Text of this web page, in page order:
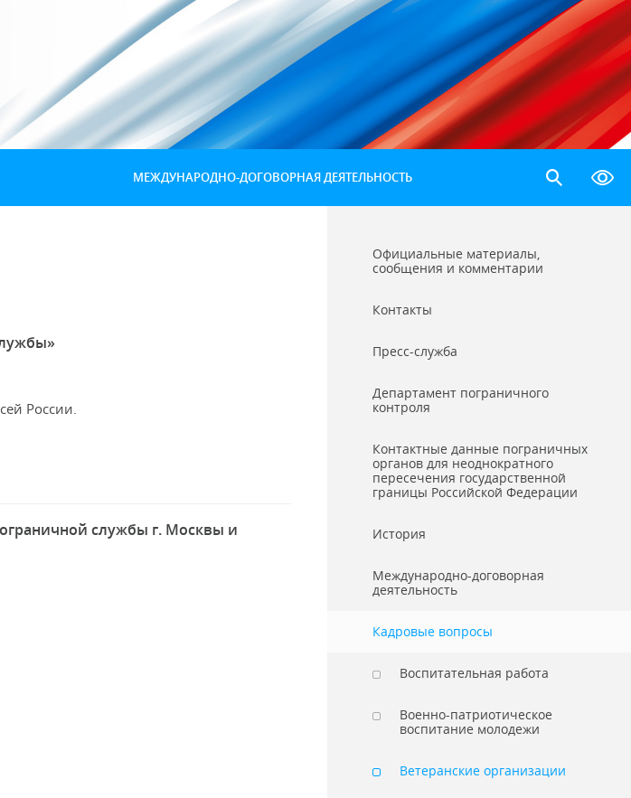
МЕЖДУНАРОДНО-ДОГОВОРНАЯ ДЕЯТЕЛЬНОСТЬ
России.
службы г. Москвы и
Официальные материалы,
сообщения и комментарии
Контакты
Пресс-служба
Департамент пограничного
контроля
Контактные данные пограничных
органов для неоднократного
пересечения государственной
границы Российской Федерации
История
Международно-договорная
деятельность
Кадровые вопросы
Воспитательная работа
Военно-патриотическое
воспитание молодежи
Ветеранские организации